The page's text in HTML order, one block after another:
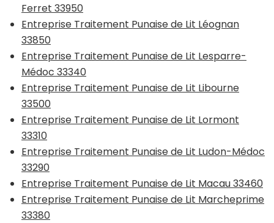
Ferret 33950
Entreprise Traitement Punaise de Lit Léognan
33850
Entreprise Traitement Punaise de Lit Lesparre-
Médoc 33340
Entreprise Traitement Punaise de Lit Libourne
33500
Entreprise Traitement Punaise de Lit Lormont
33310
Entreprise Traitement Punaise de Lit Ludon-Médoc
33290
Entreprise Traitement Punaise de Lit Macau 33460
Entreprise Traitement Punaise de Lit Marcheprime
33380